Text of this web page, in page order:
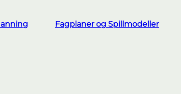
Fagplaner og Spillmodeller